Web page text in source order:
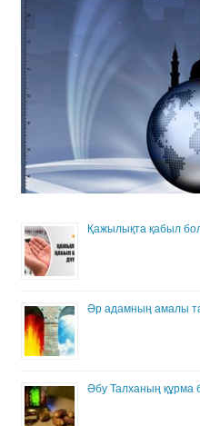
Қажылықта қабыл
Әр адамның амалы
Әбу Талханың құрма